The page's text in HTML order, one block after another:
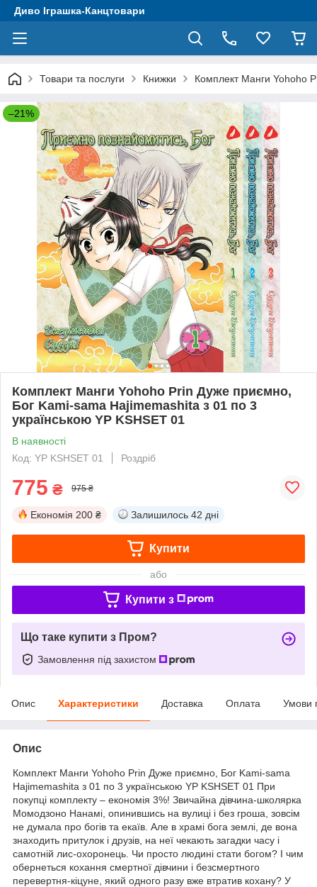
Диво Іграшка-Канцтовари
Товари та послуги Книжки Комплект Манги Yohoho
–21%
Комплект Манги Yohoho Prin Дуже приємно,
Бог Kami-sama Hajimemashita з 01 по 3
українською YP KSHSET 01
В наявності
Код: YP KSHSET 01
Роздріб
775 ₴ 975 ₴
Економія 200 ₴ Залишилось 42 дні
Купити
або
Купити з
Що таке купити з Пром?
Замовлення під захистом
Опис Характеристики Доставка Оплата Умови
Опис
Комплект Манги Yohoho Prin Дуже приємно, Бог Kami-sama
Hajimemashita з 01 по 3 українською YP KSHSET 01 При
покупці комплекту – економія 3%! Звичайна дівчина-школярка
Момодзоно Нанамі, опинившись на вулиці і без гроша, зовсім
не думала про богів та екаїв. Але в храмі бога землі, де вона
знаходить притулок і друзів, на неї чекають загадки часу і
самотній лис-охоронець. Чи просто людині стати богом? І чим
обернеться кохання смертної дівчини і безсмертного
перевертня-кіцуне, який одного разу вже втратив кохану? У